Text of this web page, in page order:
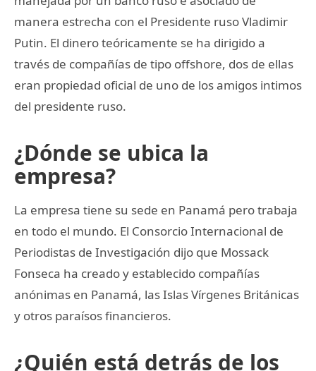
manera estrecha con el Presidente ruso Vladimir
Putin. El dinero teóricamente se ha dirigido a
través de compañías de tipo offshore, dos de ellas
eran propiedad oficial de uno de los amigos intimos
del presidente ruso.
¿Dónde se ubica la
empresa?
La empresa tiene su sede en Panamá pero trabaja
en todo el mundo. El Consorcio Internacional de
Periodistas de Investigación dijo que Mossack
Fonseca ha creado y establecido compañías
anónimas en Panamá, las Islas Vírgenes Británicas
y otros paraísos financieros.
¿Quién está detrás de los